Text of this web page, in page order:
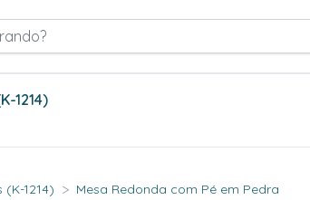
1214)
1214) > Mesa Redonda com Pé em Pedra